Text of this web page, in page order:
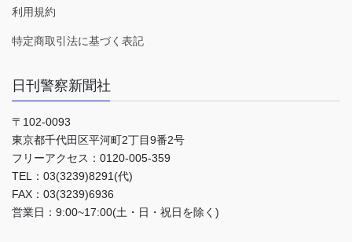
利用規約
特定商取引法に基づく表記
日刊警察新聞社
〒102-0093
東京都千代田区平河町2丁目9番2号
フリーアクセス：0120-005-359
TEL：03(3239)8291(代)
FAX：03(3239)6936
営業日：9:00~17:00(土・日・祝日を除く)